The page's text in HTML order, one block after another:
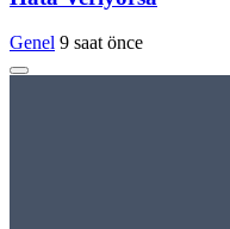
Genel 9 saat önce